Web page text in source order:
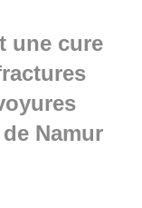
une cure
Namur